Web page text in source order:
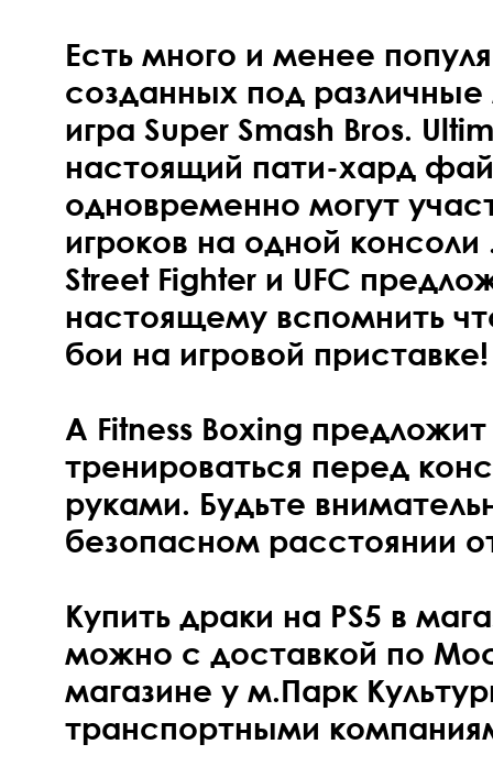
Есть много и менее
созданных под различные
игра Super Smash Bros.
настоящий пати-хард
одновременно могут
игроков на одной
Street Fighter и UFC
настоящему вспомнить
бои на игровой приставке!
А Fitness Boxing
тренироваться перед
руками. Будьте
безопасном расстоянии
Купить драки на PS5 в
можно с доставкой по
магазине у м.Парк
транспортными